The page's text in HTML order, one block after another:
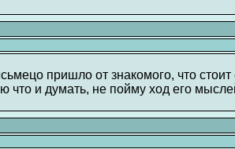
пришло от знакомого, что
что и думать, не пойму ход его